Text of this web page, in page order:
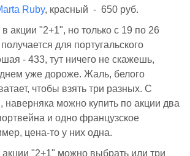
Ruby, красный - 650 руб.
акции "2+1", но только с 19 по 26
для португальского
- 433, тут ничего не скажешь,
уже дороже. Жаль, белого
чтобы взять три разных. С
наверняка можно купить по акции два
и одно французское
цена-то у них одна.
акции "2+1" можно выбрать или три